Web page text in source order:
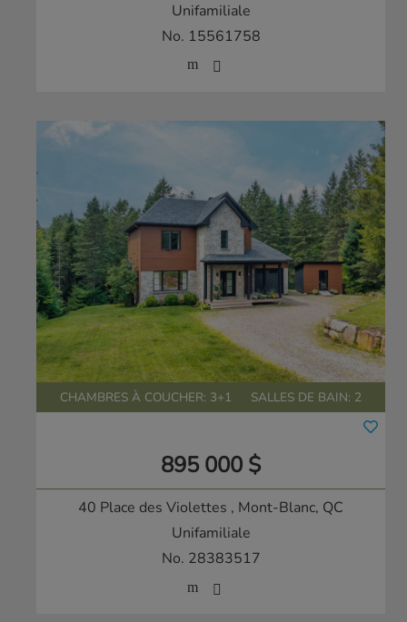
Unifamiliale
No. 15561758
CHAMBRES À COUCHER: 3+1 SALLES DE BAIN: 2
895 000 $
40 Place des Violettes , Mont-Blanc, QC
Unifamiliale
No. 28383517